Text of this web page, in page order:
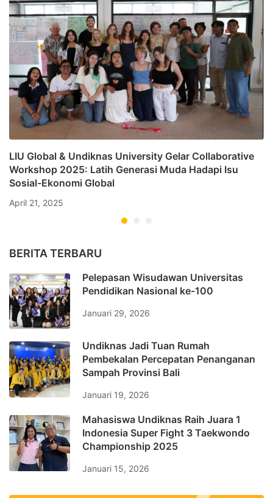
LIU Global & Undiknas University Gelar Collaborative
Workshop 2025: Latih Generasi Muda Hadapi Isu
Sosial-Ekonomi Global
April 21, 2025
BERITA TERBARU
Pelepasan Wisudawan Universitas
Pendidikan Nasional ke-100
Januari 29, 2026
Undiknas Jadi Tuan Rumah
Pembekalan Percepatan Penanganan
Sampah Provinsi Bali
Januari 19, 2026
Mahasiswa Undiknas Raih Juara 1
Indonesia Super Fight 3 Taekwondo
Championship 2025
Januari 15, 2026